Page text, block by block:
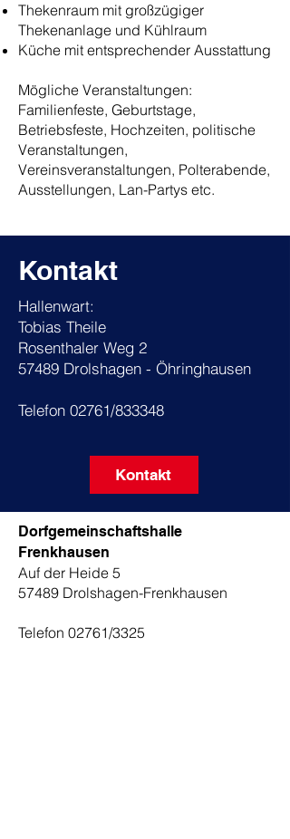
Thekenraum mit großzügiger
Thekenanlage und Kühlraum
Küche mit entsprechender Ausstattung
Mögliche Veranstaltungen:
Familienfeste, Geburtstage,
Betriebsfeste, Hochzeiten, politische
Veranstaltungen,
Vereinsveranstaltungen, Polterabende,
Ausstellungen, Lan-Partys etc.
Kontakt
Hallenwart:
Tobias Theile
Rosenthaler Weg 2
57489 Drolshagen - Öhringhausen
Telefon 02761/833348
Kontakt
Dorfgemeinschaftshalle
Frenkhausen
Auf der Heide 5
57489 Drolshagen-Frenkhausen
Telefon 02761/3325